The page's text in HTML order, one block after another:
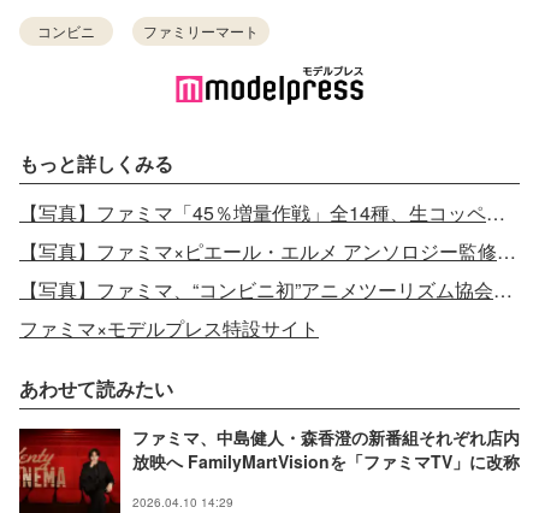
コンビニ ファミリーマート
もっと詳しくみる
【写真】ファミマ「45％増量作戦」全14種、生コッペパンやチキン等対象
【写真】ファミマ×ピエール・エルメ アンソロジー監修の新作スイーツ
【写真】ファミマ、“コンビニ初”アニメツーリズム協会に加盟
ファミマ×モデルプレス特設サイト
あわせて読みたい
ファミマ、中島健人・森香澄の新番組それぞれ店内
放映へ FamilyMartVisionを「ファミマTV」に改称
2026.04.10 14:29